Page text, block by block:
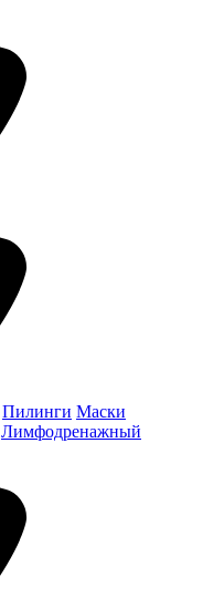
Пилинги Маски
Лимфодренажный